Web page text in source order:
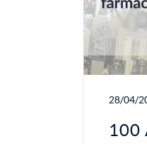
28/04/
100